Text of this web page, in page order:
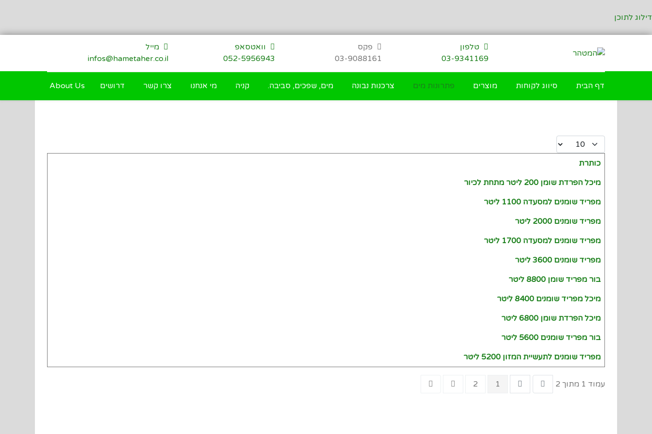
דילוג לתוכן
טלפון
03-9341169
פקס
03-9088161
וואטסאפ
052-5956943
מייל
infos@hametaher.co.il
דף הבית סיווג לקוחות מוצרים פתרונות מים צרכנות נבונה מים, שפכים, סביבה. קניה מי אנחנו צרו קשר דרושים About Us
Display #
Articles
כותרת
מיכל הפרדת שומן 200 ליטר מתחת לכיור
מפריד שומנים למסעדה 1100 ליטר
מפריד שומנים 2000 ליטר
מפריד שומנים למסעדה 1700 ליטר
מפריד שומנים 3600 ליטר
בור מפריד שומן 8800 ליטר
מיכל מפריד שומנים 8400 ליטר
מיכל הפרדת שומן 6800 ליטר
בור מפריד שומנים 5600 ליטר
מפריד שומנים לתעשיית המזון 5200 ליטר
עמוד 1 מתוך 2 1
2